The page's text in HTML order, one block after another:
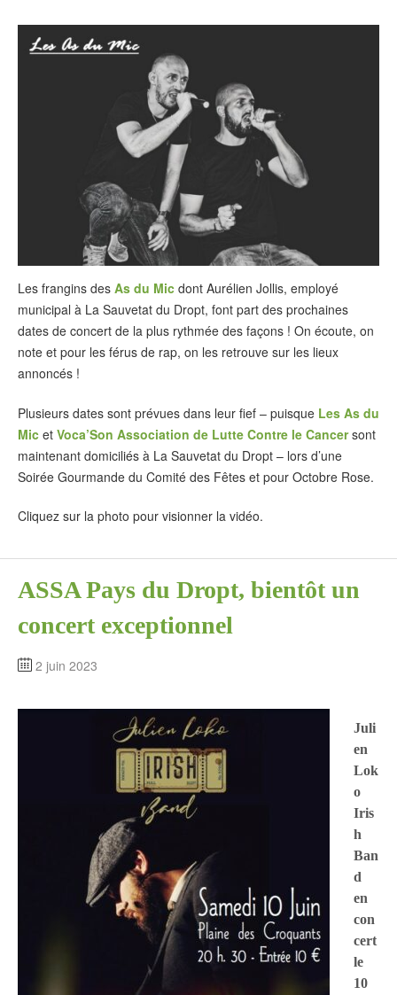
Les frangins des As du Mic dont Aurélien Jollis, employé
municipal à La Sauvetat du Dropt, font part des prochaines
dates de concert de la plus rythmée des façons ! On écoute, on
note et pour les férus de rap, on les retrouve sur les lieux
annoncés !
Plusieurs dates sont prévues dans leur fief – puisque Les As du
Mic et Voca’Son Association de Lutte Contre le Cancersont
maintenant domiciliés à La Sauvetat du Dropt – lors d’une
Soirée Gourmande du Comité des Fêtes et pour Octobre Rose.
Cliquez sur la photo pour visionner la vidéo.
ASSA Pays du Dropt, bientôt un
concert exceptionnel
2 juin 2023
Juli
en
Lok
o
Iris
h
Ban
d
en
con
cert
le
10